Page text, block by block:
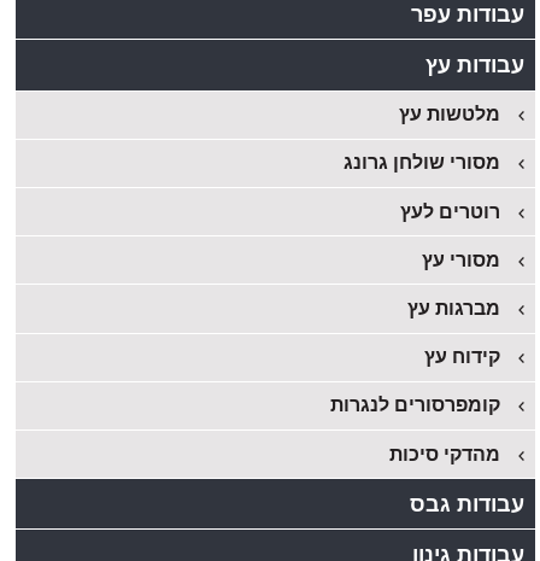
עבודות עפר
עבודות עץ
מלטשות עץ
מסורי שולחן גרונג
רוטרים לעץ
מסורי עץ
מברגות עץ
קידוח עץ
קומפרסורים לנגרות
מהדקי סיכות
עבודות גבס
עבודות גינון